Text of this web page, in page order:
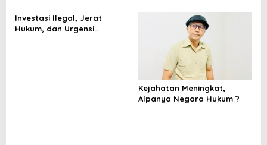
Investasi Ilegal, Jerat
Hukum, dan Urgensi
Kejahatan Meningkat,
Alpanya Negara Hukum ?